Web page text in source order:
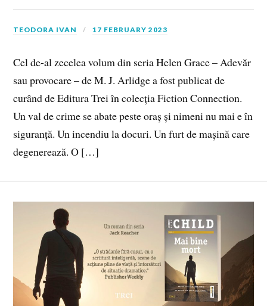
TEODORA IVAN 17 FEBRUARY 2023
Cel de-al zecelea volum din seria Helen Grace – Adevăr
sau provocare – de M. J. Arlidge a fost publicat de
curând de Editura Trei în colecția Fiction Connection.
Un val de crime se abate peste oraș și nimeni nu mai e în
siguranță. Un incendiu la docuri. Un furt de mașină care
degenerează. O […]